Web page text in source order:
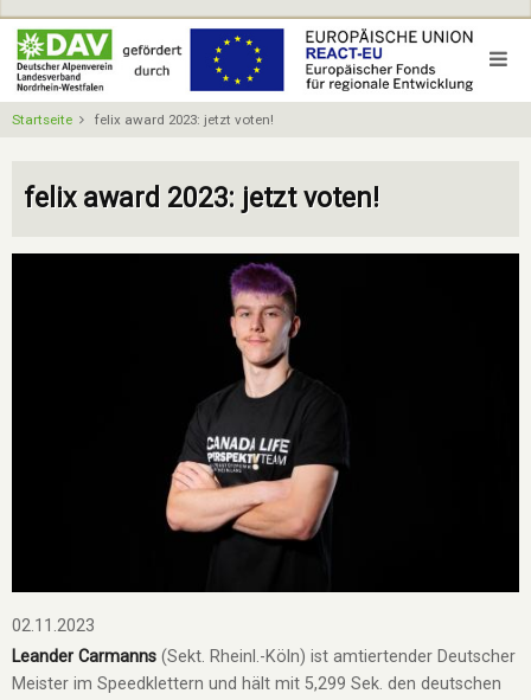
Direkt
zum
Inhalt
Startseite felix award 2023: jetzt voten!
felix award 2023: jetzt voten!
02.11.2023
Leander Carmanns (Sekt. Rheinl.-Köln) ist amtiertender Deutscher
Meister im Speedklettern und hält mit 5,299 Sek. den deutschen